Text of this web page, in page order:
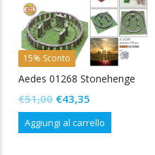
15% Sconto
Aedes 01268 Stonehenge
€51,00 Il
prezzo
originale
€43,35
prezzo
attuale
Aggiungi al carrello